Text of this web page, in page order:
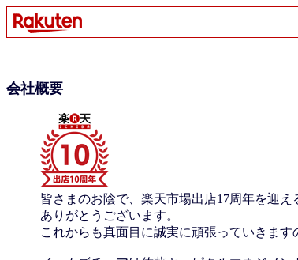
会社概要
皆さまのお陰で、楽天市場出店17周年を迎え
ありがとうございます。
これからも真面目に誠実に頑張っていきます